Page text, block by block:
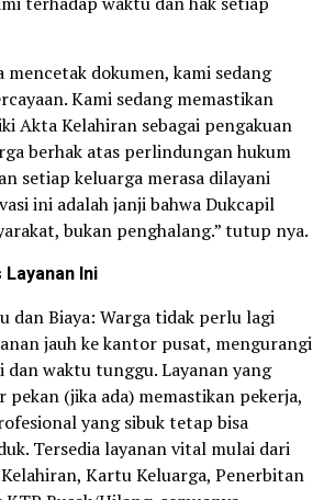
mencetak dokumen, kami sedang
Kami sedang memastikan
Akta Kelahiran sebagai pengakuan
berhak atas perlindungan hukum
setiap keluarga merasa dilayani
ini adalah janji bahwa Dukcapil
bukan penghalang.” tutup nya.
Ini
dan Biaya: Warga tidak perlu lagi
jauh ke kantor pusat, mengurangi
waktu tunggu. Layanan yang
pekan (jika ada) memastikan pekerja,
yang sibuk tetap bisa
Tersedia layanan vital mulai dari
Kartu Keluarga, Penerbitan